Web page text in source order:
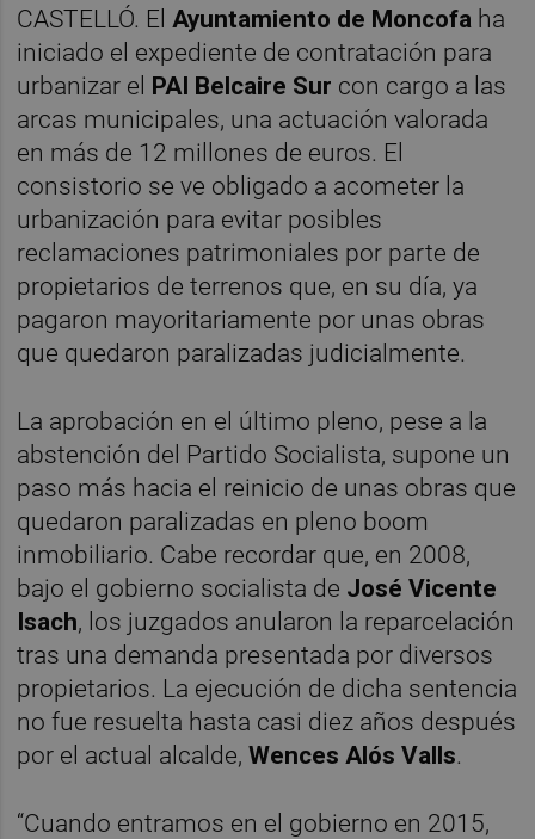
CASTELLÓ. El Ayuntamiento de Moncofa ha
iniciado el expediente de contratación para
urbanizar el PAI Belcaire Sur con cargo a las
arcas municipales, una actuación valorada
en más de 12 millones de euros. El
consistorio se ve obligado a acometer la
urbanización para evitar posibles
reclamaciones patrimoniales por parte de
propietarios de terrenos que, en su día, ya
pagaron mayoritariamente por unas obras
que quedaron paralizadas judicialmente.
La aprobación en el último pleno, pese a la
abstención del Partido Socialista, supone un
paso más hacia el reinicio de unas obras que
quedaron paralizadas en pleno boom
inmobiliario. Cabe recordar que, en 2008,
bajo el gobierno socialista de José Vicente
Isach, los juzgados anularon la reparcelación
tras una demanda presentada por diversos
propietarios. La ejecución de dicha sentencia
no fue resuelta hasta casi diez años después
por el actual alcalde,Wences Alós Valls.
“Cuando entramos en el gobierno en 2015,